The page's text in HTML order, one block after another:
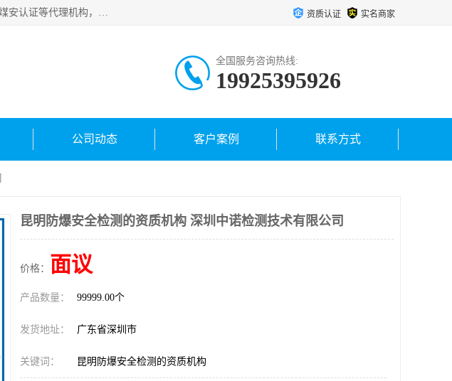
深圳中诺检测技术有限公司是一家专注IECEx防爆认证、ATEX防爆认证、防爆电气检测、防爆合格证、煤安认证等代理机构，可为客户提供从防爆设计、认证、现场检查、工程施工改造、培训等一站式服务。 资质认证 实名商家
全国服务咨询热线:
19925395926
公司动态 客户案例 联系方式
昆明防爆安全检测的资质机构 深圳中诺检测技术有限公司
价格： 面议
产品数量： 99999.00个
发货地址： 广东省深圳市
关键词： 昆明防爆安全检测的资质机构